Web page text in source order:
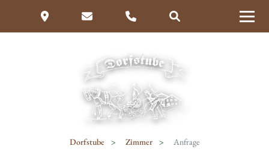
Dorfstube Zimmer Anfrage